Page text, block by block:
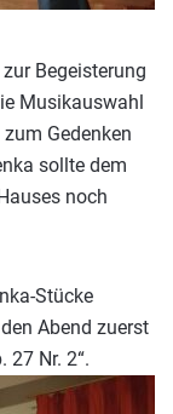
Begeisterung
Musikauswahl
Gedenken
sollte dem
noch
Stücke
Abend zuerst
27 Nr. 2“.